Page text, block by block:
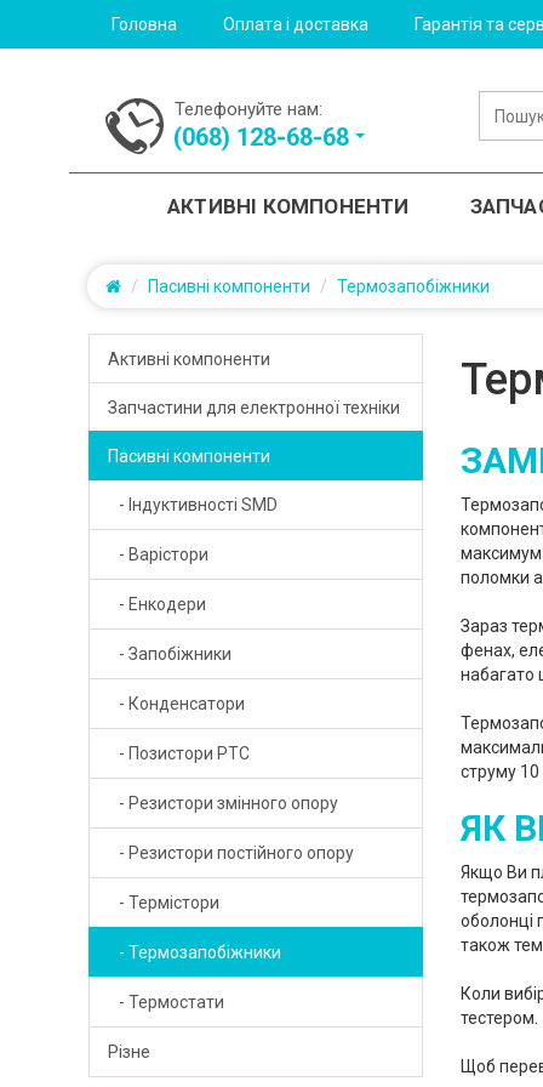
Головна Оплата і доставка Гарантія та
Телефонуйте нам:
(‎068) 128-68-68
АКТИВНІ КОМПОНЕНТИ
Пасивні компоненти Термозапобіжники
Активні компоненти
- Діністори
- Діоди випрямляючі
- Діоди захисні
- Діоди швидкі
- Діоди Шотткі
- Діодні мости
- Кварцові резонатори
- Керамічні резонатори
- Колодки для реле
- Мікросхеми
- Оптрони
- Реле
- Реле твердотільні
- Світлодіоди телевізійні LED
Запчастини для електронної техніки
- Touch screen
- Інвертор LCD
- Інвертор LCD із блоком живлення
- Акумулятори
- Аудіголовки
- Блоки живлення імпульсні
- Блоки живлення безкорпусні
- Відеошестерні
- Двигуни CD DVD НВЧ
- Динаміки
- Друкарські плати
- Друковані макетні плати
- Зарядні пристрої
Пасивні компоненти
- Індуктивності SMD
- Варістори
- Енкодери
- Запобіжники
- Конденсатори
- Позистори PTC
- Резистори змінного опору
- Резистори постійного опору
- Термістори
- Термозапобіжники
- Термостати
Різне
максимум
поломки
Зараз
фенах,
набагато
струму 10
ЯК
Якщо Ви
оболонці
також
Коли
тестером.
Щоб